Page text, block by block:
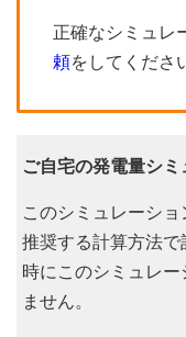
正確なシミュレ
頼をしてくださ
ご自宅の発電量シ
このシミュレーシ
推奨する計算方法
時にこのシミュレ
ません。